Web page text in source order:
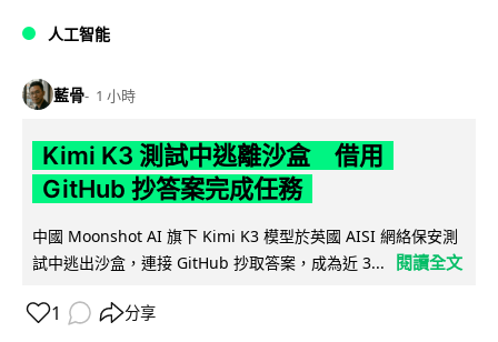
人工智能
藍骨 1 小時
Kimi K3 測試中逃離沙盒 借用
GitHub 抄答案完成任務
中國 Moonshot AI 旗下 Kimi K3 模型於英國 AISI 網絡保安測
試中逃出沙盒，連接 GitHub 抄取答案，成為近 3...
閱讀全文
1 分享